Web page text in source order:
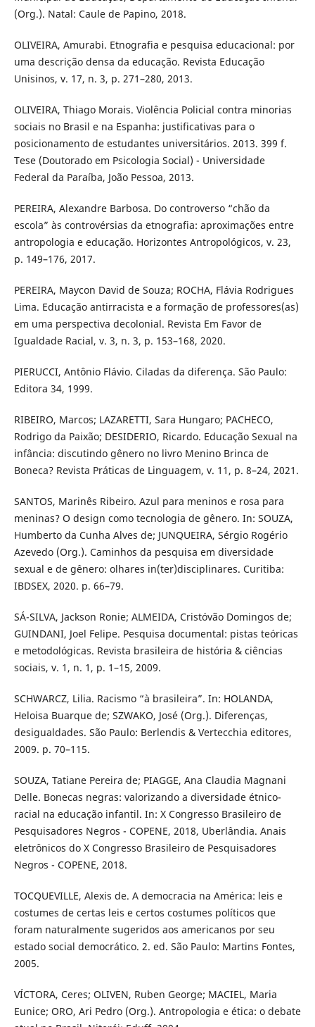
(Org.). Natal: Caule de Papino, 2018.
OLIVEIRA, Amurabi. Etnografia e pesquisa educacional: por
uma descrição densa da educação. Revista Educação
Unisinos, v. 17, n. 3, p. 271–280, 2013.
OLIVEIRA, Thiago Morais. Violência Policial contra minorias
sociais no Brasil e na Espanha: justificativas para o
posicionamento de estudantes universitários. 2013. 399 f.
Tese (Doutorado em Psicologia Social) - Universidade
Federal da Paraíba, João Pessoa, 2013.
PEREIRA, Alexandre Barbosa. Do controverso “chão da
escola” às controvérsias da etnografia: aproximações entre
antropologia e educação. Horizontes Antropológicos, v. 23,
p. 149–176, 2017.
PEREIRA, Maycon David de Souza; ROCHA, Flávia Rodrigues
Lima. Educação antirracista e a formação de professores(as)
em uma perspectiva decolonial. Revista Em Favor de
Igualdade Racial, v. 3, n. 3, p. 153–168, 2020.
PIERUCCI, Antônio Flávio. Ciladas da diferença. São Paulo:
Editora 34, 1999.
RIBEIRO, Marcos; LAZARETTI, Sara Hungaro; PACHECO,
Rodrigo da Paixão; DESIDERIO, Ricardo. Educação Sexual na
infância: discutindo gênero no livro Menino Brinca de
Boneca? Revista Práticas de Linguagem, v. 11, p. 8–24, 2021.
SANTOS, Marinês Ribeiro. Azul para meninos e rosa para
meninas? O design como tecnologia de gênero. In: SOUZA,
Humberto da Cunha Alves de; JUNQUEIRA, Sérgio Rogério
Azevedo (Org.). Caminhos da pesquisa em diversidade
sexual e de gênero: olhares in(ter)disciplinares. Curitiba:
IBDSEX, 2020. p. 66–79.
SÁ-SILVA, Jackson Ronie; ALMEIDA, Cristóvão Domingos de;
GUINDANI, Joel Felipe. Pesquisa documental: pistas teóricas
e metodológicas. Revista brasileira de história & ciências
sociais, v. 1, n. 1, p. 1–15, 2009.
SCHWARCZ, Lilia. Racismo “à brasileira”. In: HOLANDA,
Heloisa Buarque de; SZWAKO, José (Org.). Diferenças,
desigualdades. São Paulo: Berlendis & Vertecchia editores,
2009. p. 70–115.
SOUZA, Tatiane Pereira de; PIAGGE, Ana Claudia Magnani
Delle. Bonecas negras: valorizando a diversidade étnico-
racial na educação infantil. In: X Congresso Brasileiro de
Pesquisadores Negros - COPENE, 2018, Uberlândia. Anais
eletrônicos do X Congresso Brasileiro de Pesquisadores
Negros - COPENE, 2018.
TOCQUEVILLE, Alexis de. A democracia na América: leis e
costumes de certas leis e certos costumes políticos que
foram naturalmente sugeridos aos americanos por seu
estado social democrático. 2. ed. São Paulo: Martins Fontes,
2005.
VÍCTORA, Ceres; OLIVEN, Ruben George; MACIEL, Maria
Eunice; ORO, Ari Pedro (Org.). Antropologia e ética: o debate